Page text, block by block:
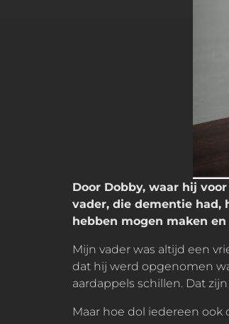
Door Dobby, waar hij
vader, die dementie had,
hebben mogen maken
Mijn vader was altijd een
dat hij werd opgenomen
aardappels schillen. Dat
Maar hoe dol iedereen